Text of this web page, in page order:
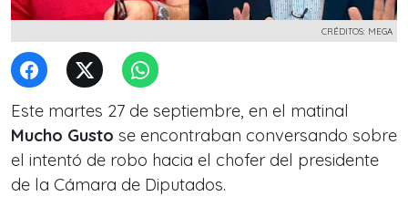
CRÉDITOS: MEGA
Este martes 27 de septiembre, en el matinal
Mucho Gusto se encontraban conversando sobre
el intentó de robo hacia el chofer del presidente
de la Cámara de Diputados.